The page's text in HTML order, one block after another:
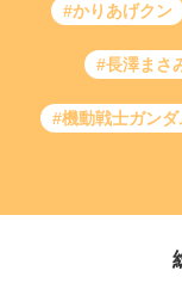
#かりあげクン
#長澤まさ
#機動戦士ガンダ